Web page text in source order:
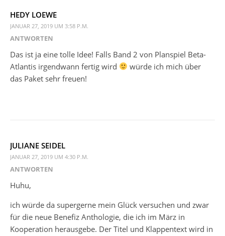
HEDY LOEWE
JANUAR 27, 2019 UM 3:58 P.M.
ANTWORTEN
Das ist ja eine tolle Idee! Falls Band 2 von Planspiel Beta-
Atlantis irgendwann fertig wird
würde ich mich über
das Paket sehr freuen!
JULIANE SEIDEL
JANUAR 27, 2019 UM 4:30 P.M.
ANTWORTEN
Huhu,
ich würde da supergerne mein Glück versuchen und zwar
für die neue Benefiz Anthologie, die ich im März in
Kooperation herausgebe. Der Titel und Klappentext wird in